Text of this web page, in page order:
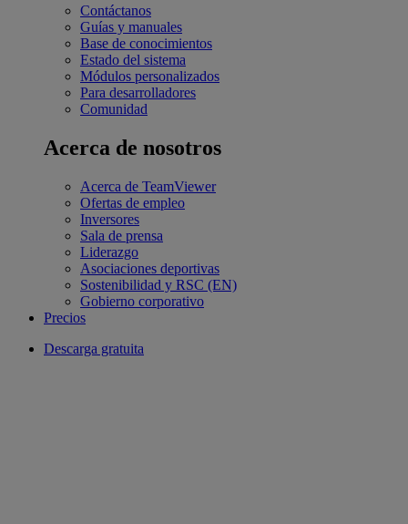
Contáctanos
Guías y manuales
Base de conocimientos
Estado del sistema
Módulos personalizados
Para desarrolladores
Comunidad
Acerca de nosotros
Acerca de TeamViewer
Ofertas de empleo
Inversores
Sala de prensa
Liderazgo
Asociaciones deportivas
Sostenibilidad y RSC (EN)
Gobierno corporativo
Precios
Descarga gratuita